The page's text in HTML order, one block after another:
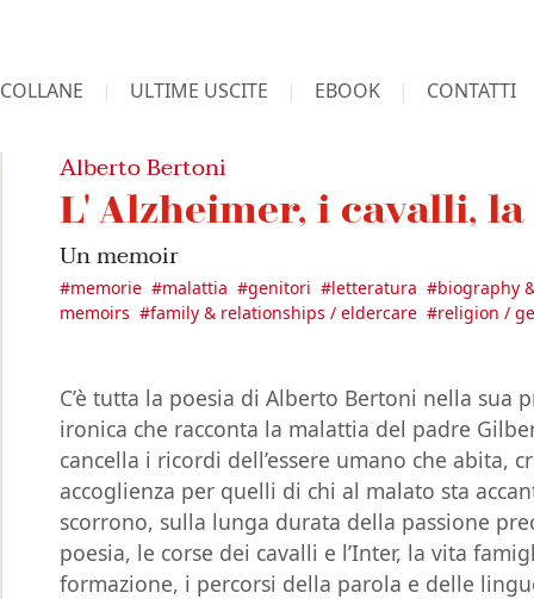
COLLANE ULTIME USCITE EBOOK CONTATTI
Alberto Bertoni
L' Alzheimer, i cavalli, la
Un memoir
#memorie #malattia #genitori #letteratura #biography
memoirs #family & relationships / eldercare #religion /
C’è tutta la poesia di Alberto Bertoni nella sua
ironica che racconta la malattia del padre
cancella i ricordi dell’essere umano che abita,
accoglienza per quelli di chi al malato sta
scorrono, sulla lunga durata della passione
poesia, le corse dei cavalli e l’Inter, la vita
formazione, i percorsi della parola e delle